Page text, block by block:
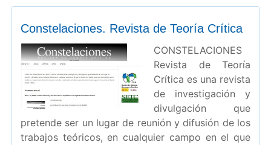
Constelaciones. Revista de Teoría Crítica
CONSTELACIONES
Revista de Teoría
Crítica es una revista
de investigación y
divulgación que
pretende ser un lugar de reunión y difusión de los
trabajos teóricos, en cualquier campo en el que